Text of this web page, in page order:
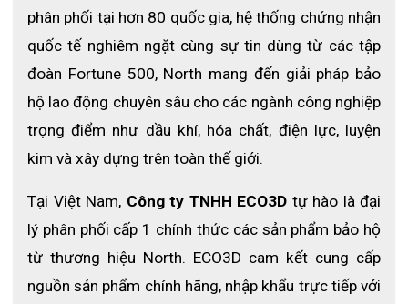
phân phối tại hơn 80 quốc gia, hệ thống chứng nhận
quốc tế nghiêm ngặt cùng sự tin dùng từ các tập
đoàn Fortune 500, North mang đến giải pháp bảo
hộ lao động chuyên sâu cho các ngành công nghiệp
trọng điểm như dầu khí, hóa chất, điện lực, luyện
kim và xây dựng trên toàn thế giới.
Tại Việt Nam, Công ty TNHH ECO3D tự hào là đại
lý phân phối cấp 1 chính thức các sản phẩm bảo hộ
từ thương hiệu North. ECO3D cam kết cung cấp
nguồn sản phẩm chính hãng, nhập khẩu trực tiếp với